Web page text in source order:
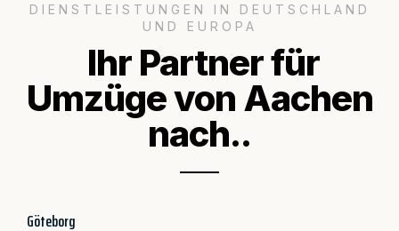
DIENSTLEISTUNGEN IN DEUTSCHLAND
UND EUROPA
Ihr Partner für
Umzüge von Aachen
nach..
Göteborg